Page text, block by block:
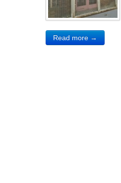
Read more →